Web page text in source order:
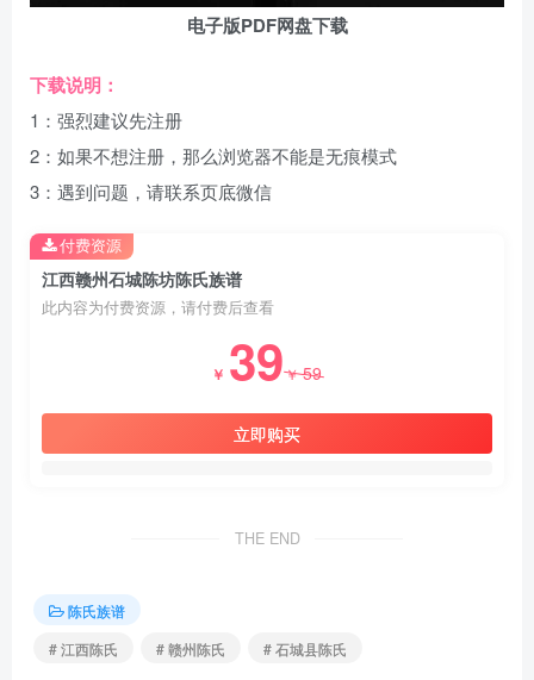
电子版PDF网盘下载
下载说明：
1：强烈建议先注册
2：如果不想注册，那么浏览器不能是无痕模式
3：遇到问题，请联系页底微信
江西赣州石城陈坊陈氏族谱
此内容为付费资源，请付费后查看
￥ 39￥59
立即购买
付费资源
THE END
陈氏族谱
# 江西陈氏
# 赣州陈氏 # 石城县陈氏